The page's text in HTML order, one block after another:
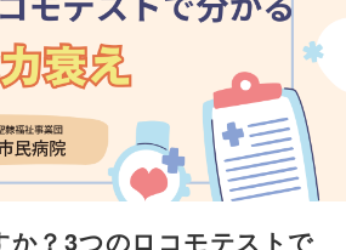
か？3つのロコモテストで